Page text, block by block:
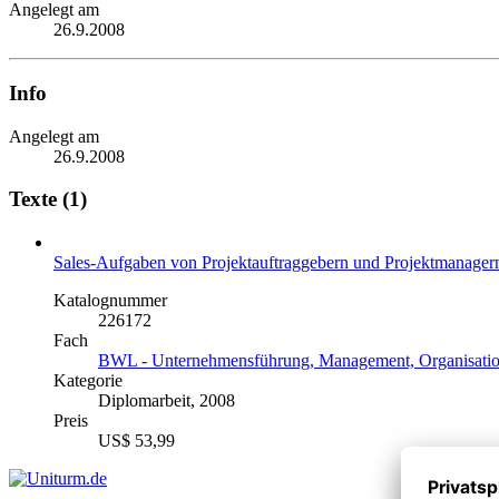
Angelegt am
26.9.2008
Info
Angelegt am
26.9.2008
Texte (1)
Sales-Aufgaben von Projektauftraggebern und
Katalognummer
226172
Fach
BWL - Unternehmensführung, Management,
Kategorie
Diplomarbeit, 2008
Preis
US$ 53,99